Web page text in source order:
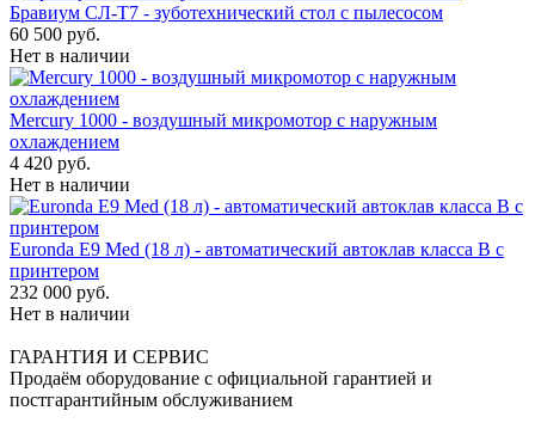
Бравиум СЛ-Т7 - зуботехнический стол с пылесосом
60 500 руб.
Нет в наличии
Mercury 1000 - воздушный микромотор с наружным
охлаждением
4 420 руб.
Нет в наличии
Euronda E9 Med (18 л) - автоматический автоклав класса B с
принтером
232 000 руб.
Нет в наличии
ГАРАНТИЯ И СЕРВИС
Продаём оборудование с официальной гарантией и
постгарантийным обслуживанием